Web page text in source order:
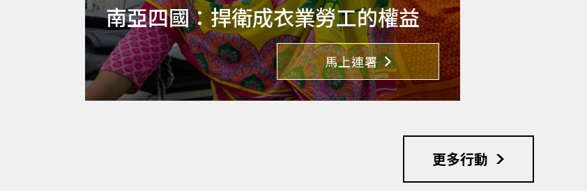
南亞四國：捍衛成衣業勞工的權益
馬上連署
更多行動